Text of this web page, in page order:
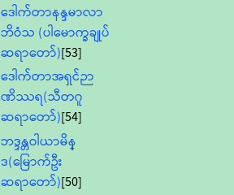
ဒေါက်တာနန္ဒမာလာ
ဘိဝံသ (ပါမောက္ခချုပ်
ဆရာတော်)[53]
ဒေါက်တာအရှင်ဉာ
ဏိဿရ(သီတဂူ
ဆရာတော်)[54]
ဘဒ္ဒန္တဝါယာမိန္
ဒ(မြောက်ဦး
ဆရာတော်)[50]